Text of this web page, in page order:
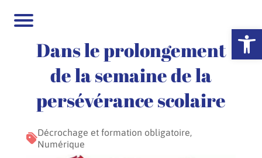
Ouvrir
Dans le prolongement
de la semaine de la
persévérance scolaire
Décrochage et formation obligatoire,
Numérique